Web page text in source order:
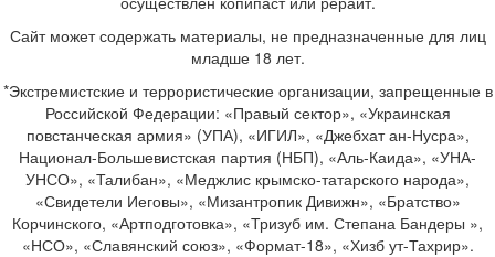
Сайт может содержать материалы, не предназначенные для лиц
младше 18 лет.
*Экстремистские и террористические организации, запрещенные в
Российской Федерации: «Правый сектор», «Украинская
повстанческая армия» (УПА), «ИГИЛ», «Джебхат ан-Нусра»,
Национал-Большевистская партия (НБП), «Аль-Каида», «УНА-
УНСО», «Талибан», «Меджлис крымско-татарского народа»,
«Свидетели Иеговы», «Мизантропик Дивижн», «Братство»
Корчинского, «Артподготовка», «Тризуб им. Степана Бандеры »,
«НСО», «Славянский союз», «Формат-18», «Хизб ут-Тахрир».